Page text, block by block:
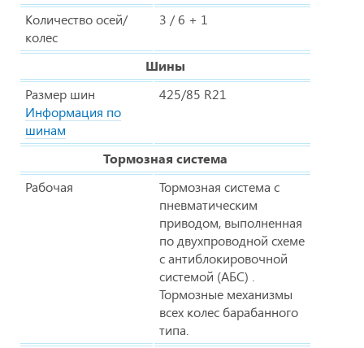
Количество осей/
колес
3 / 6 + 1
Шины
Размер шин
Информация по
шинам
425/85 R21
Тормозная система
Рабочая
Тормозная система с
пневматическим
приводом, выполненная
по двухпроводной схеме
с антиблокировочной
системой (АБС) .
Тормозные механизмы
всех колес барабанного
типа.